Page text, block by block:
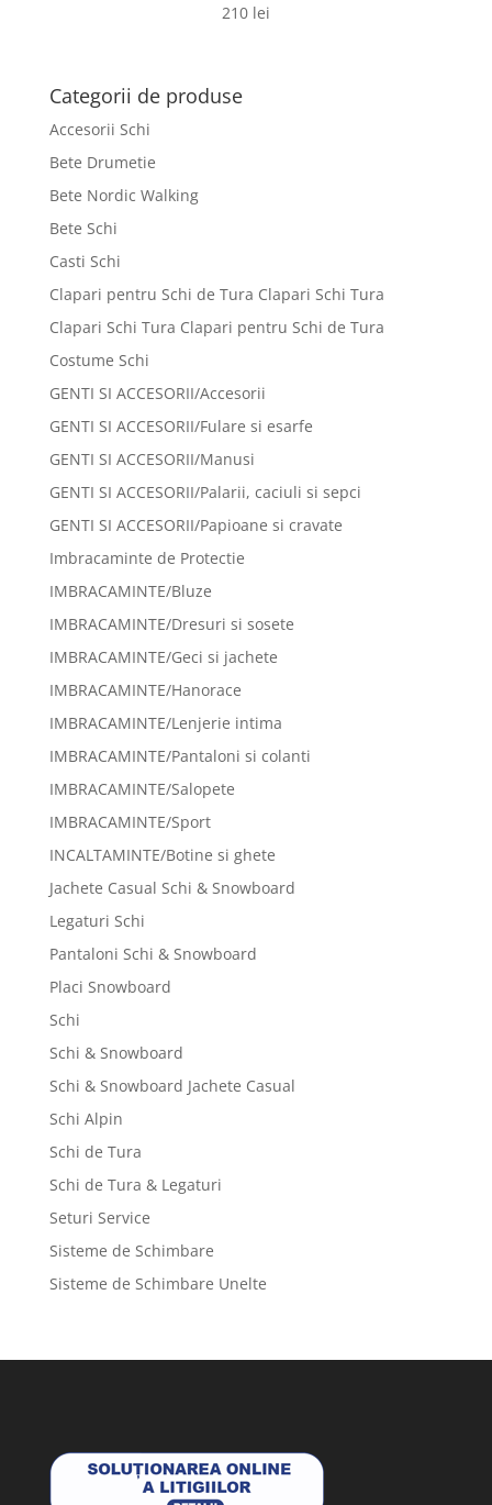
210 lei
Categorii de produse
Accesorii Schi
Bete Drumetie
Bete Nordic Walking
Bete Schi
Casti Schi
Clapari pentru Schi de Tura Clapari Schi Tura
Clapari Schi Tura Clapari pentru Schi de Tura
Costume Schi
GENTI SI ACCESORII/Accesorii
GENTI SI ACCESORII/Fulare si esarfe
GENTI SI ACCESORII/Manusi
GENTI SI ACCESORII/Palarii, caciuli si sepci
GENTI SI ACCESORII/Papioane si cravate
Imbracaminte de Protectie
IMBRACAMINTE/Bluze
IMBRACAMINTE/Dresuri si sosete
IMBRACAMINTE/Geci si jachete
IMBRACAMINTE/Hanorace
IMBRACAMINTE/Lenjerie intima
IMBRACAMINTE/Pantaloni si colanti
IMBRACAMINTE/Salopete
IMBRACAMINTE/Sport
INCALTAMINTE/Botine si ghete
Jachete Casual Schi & Snowboard
Legaturi Schi
Pantaloni Schi & Snowboard
Placi Snowboard
Schi
Schi & Snowboard
Schi & Snowboard Jachete Casual
Schi Alpin
Schi de Tura
Schi de Tura & Legaturi
Seturi Service
Sisteme de Schimbare
Sisteme de Schimbare Unelte